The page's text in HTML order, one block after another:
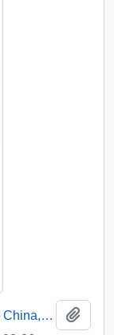
[El Presidente de la República Popular China, hace entrega de mil unidades de bicicletas]